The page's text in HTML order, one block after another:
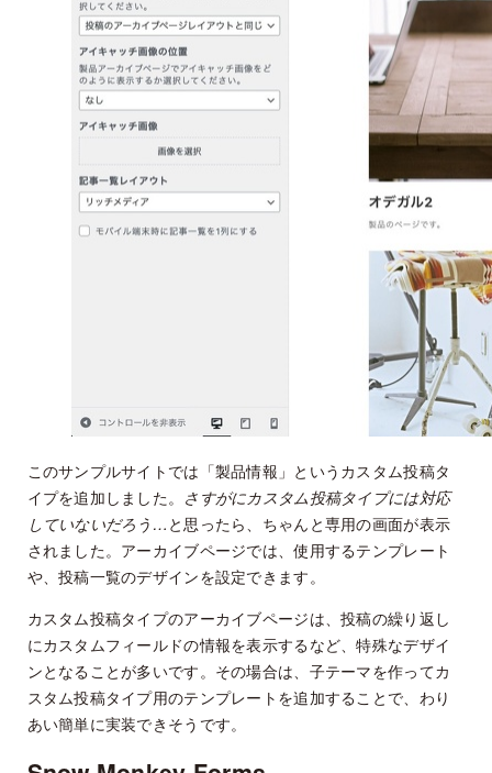
このサンプルサイトでは「製品情報」というカスタム投稿タ
イプを追加しました。 さすがにカスタム投稿タイプには対応
していないだろう… と思ったら、ちゃんと専用の画面が表示
されました。アーカイブページでは、使用するテンプレート
や、投稿一覧のデザインを設定できます。
カスタム投稿タイプのアーカイブページは、投稿の繰り返し
にカスタムフィールドの情報を表示するなど、特殊なデザイ
ンとなることが多いです。その場合は、子テーマを作ってカ
スタム投稿タイプ用のテンプレートを追加することで、わり
あい簡単に実装できそうです。